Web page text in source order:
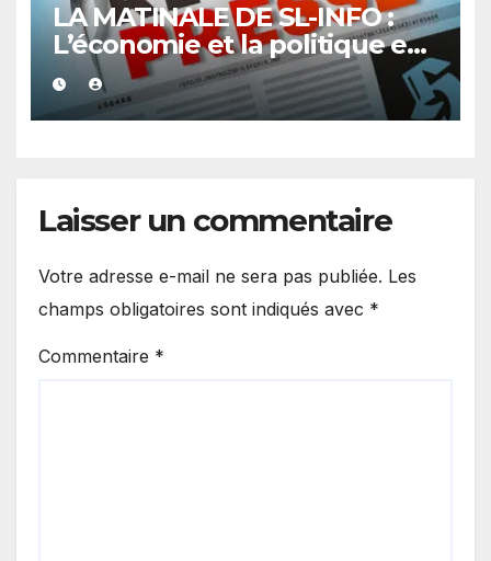
LA MATINALE DE SL-INFO :
L’économie et la politique en
vedette
Laisser un commentaire
Votre adresse e-mail ne sera pas publiée. Les
champs obligatoires sont indiqués avec *
Commentaire *